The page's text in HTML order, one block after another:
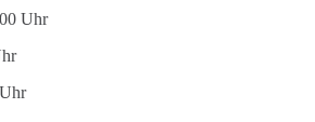
Uhr